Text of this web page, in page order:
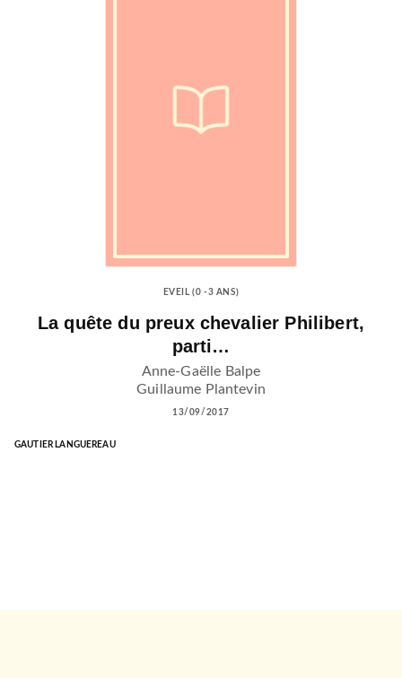
EVEIL (0 -3 ANS)
La quête du preux chevalier Philibert,
parti…
Anne-Gaëlle Balpe
Guillaume Plantevin
13/09/2017
GAUTIER LANGUEREAU